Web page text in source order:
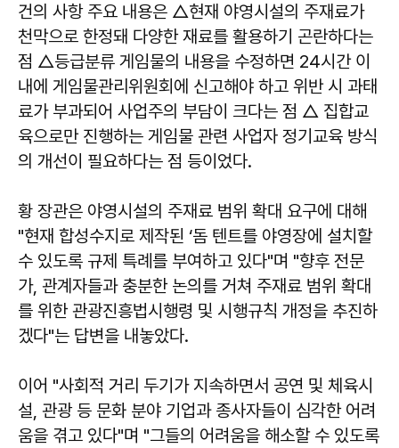
건의 사항 주요 내용은 △현재 야영시설의 주재료가
천막으로 한정돼 다양한 재료를 활용하기 곤란하다는
점 △등급분류 게임물의 내용을 수정하면 24시간 이
내에 게임물관리위원회에 신고해야 하고 위반 시 과태
료가 부과되어 사업주의 부담이 크다는 점 △ 집합교
육으로만 진행하는 게임물 관련 사업자 정기교육 방식
의 개선이 필요하다는 점 등이었다.
황 장관은 야영시설의 주재료 범위 확대 요구에 대해
"현재 합성수지로 제작된 ‘돔 텐트를 야영장에 설치할
수 있도록 규제 특례를 부여하고 있다"며 "향후 전문
가, 관계자들과 충분한 논의를 거쳐 주재료 범위 확대
를 위한 관광진흥법시행령 및 시행규칙 개정을 추진하
겠다"는 답변을 내놓았다.
이어 "사회적 거리 두기가 지속하면서 공연 및 체육시
설, 관광 등 문화 분야 기업과 종사자들이 심각한 어려
움을 겪고 있다"며 "그들의 어려움을 해소할 수 있도록